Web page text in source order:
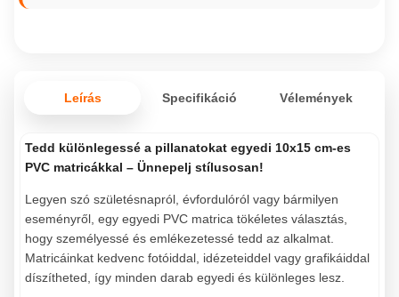
Leírás Specifikáció Vélemények
Tedd különlegessé a pillanatokat egyedi 10x15 cm-es
PVC matricákkal – Ünnepelj stílusosan!
Legyen szó születésnapról, évfordulóról vagy bármilyen
eseményről, egy egyedi PVC matrica tökéletes választás,
hogy személyessé és emlékezetessé tedd az alkalmat.
Matricáinkat kedvenc fotóiddal, idézeteiddel vagy grafikáiddal
díszítheted, így minden darab egyedi és különleges lesz.